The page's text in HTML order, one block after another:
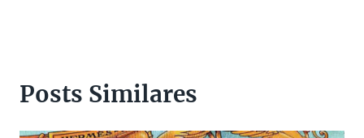
Posts Similares